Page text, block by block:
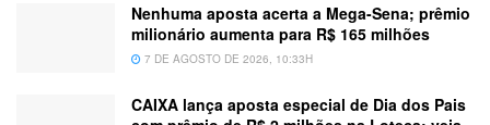
Nenhuma aposta acerta a Mega-Sena; prêmio
milionário aumenta para R$ 165 milhões
7 DE AGOSTO DE 2026, 10:33H
CAIXA lança aposta especial de Dia dos Pais